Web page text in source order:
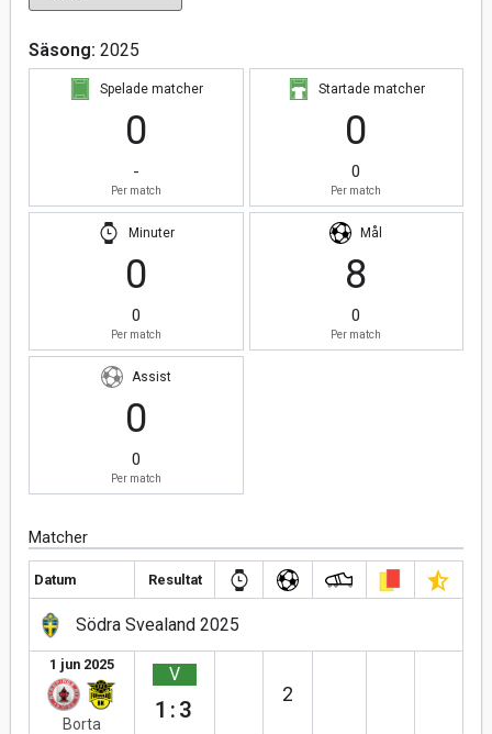
Säsong: 2025
Spelade matcher
0
-
Per match
Startade matcher
0
0
Per match
Minuter
0
0
Per match
Mål
8
0
Per match
Assist
0
0
Per match
Matcher
Datum Resultat
Södra Svealand 2025
1 jun 2025
Borta
V
1:3
2